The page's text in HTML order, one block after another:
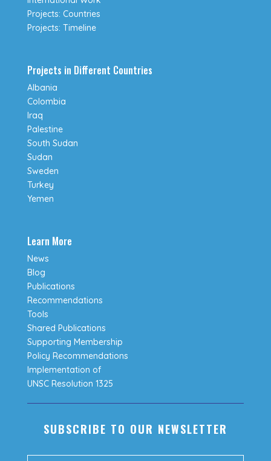
Projects: Countries
Projects: Timeline
Projects in Different Countries
Albania
Colombia
Iraq
Palestine
South Sudan
Sudan
Sweden
Turkey
Yemen
Learn More
News
Blog
Publications
Recommendations
Tools
Shared Publications
Supporting Membership
Policy Recommendations
Implementation of
UNSC Resolution 1325
SUBSCRIBE TO OUR NEWSLETTER